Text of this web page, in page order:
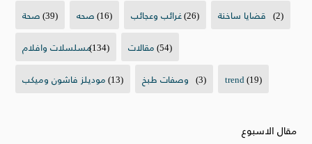
صحة(39) صحه(16) غرائب وعجائب(26) قضايا ساخنة (2)
مسلسلات وافلام(134) مقالات(54)
موديلز فاشون وميكب(13) وصفات طبخ (3) trend(19)
مقال الاسبوع